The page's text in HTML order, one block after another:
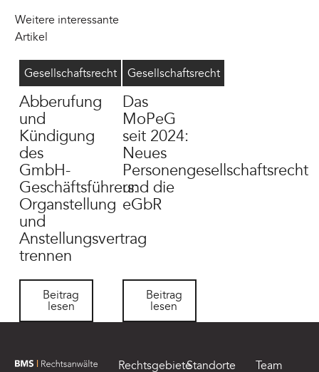
Weitere interessante
Artikel
Gesellschaftsrecht
Abberufung
und
Kündigung
des
GmbH-
Geschäftsführers:
Organstellung
und
Anstellungsvertrag
trennen
Beitrag lesen
Beitrag
lesen
Geschäftsführer abberufen
8/4/2026 Gesellschaftsrecht
Das
MoPeG
seit 2024:
Neues
Personengesellschaftsrecht
und die
eGbR
Beitrag lesen
Beitrag
lesen
MoPeG
6/16/2026
RechtsgebieteStandorte Team